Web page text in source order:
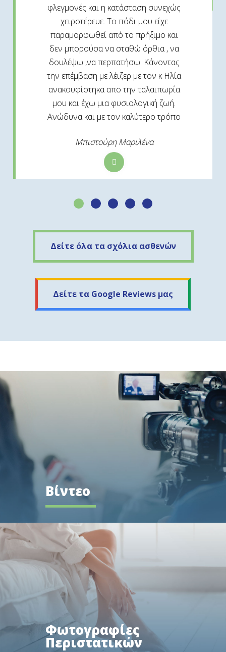
φλεγμονές και η κατάσταση συνεχώς
χειροτέρευε. Το πόδι μου είχε
παραμορφωθεί από το πρήξιμο και
δεν μπορούσα να σταθώ όρθια , να
δουλέψω ,να περπατήσω. Κάνοντας
την επέμβαση με λέιζερ με τον κ Ηλία
ανακουφίστηκα απο την ταλαιπωρία
μου και έχω μια φυσιολογική ζωή.
Ανώδυνα και με τον καλύτερο τρόπο
Μπιστούρη Μαριλένα
Δείτε όλα τα σχόλια ασθενών
Δείτε τα Google Reviews μας
Βίντεο
Φωτογραφίες
Περιστατικών